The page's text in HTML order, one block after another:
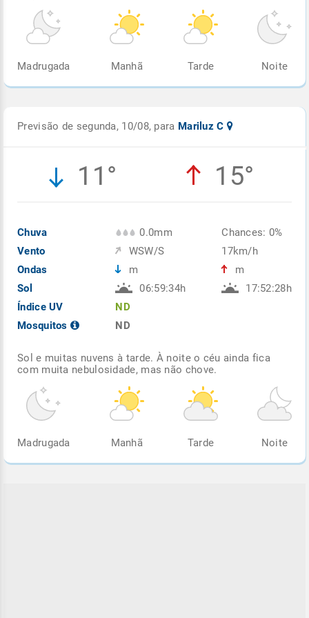
Madrugada Manhã Tarde Noite
Previsão de segunda, 10/08, para Mariluz C
11° 15°
Chuva
Vento
Ondas
Sol
Índice UV
Mosquitos
0.0mm
WSW/S
m
06:59:34h
ND
ND
Chances: 0%
17km/h
m
17:52:28h
Sol e muitas nuvens à tarde. À noite o céu ainda fica
com muita nebulosidade, mas não chove.
Madrugada Manhã Tarde Noite